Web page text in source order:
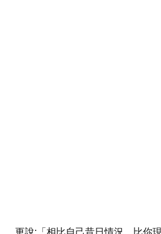
更說:「相比自己昔日情況，比你